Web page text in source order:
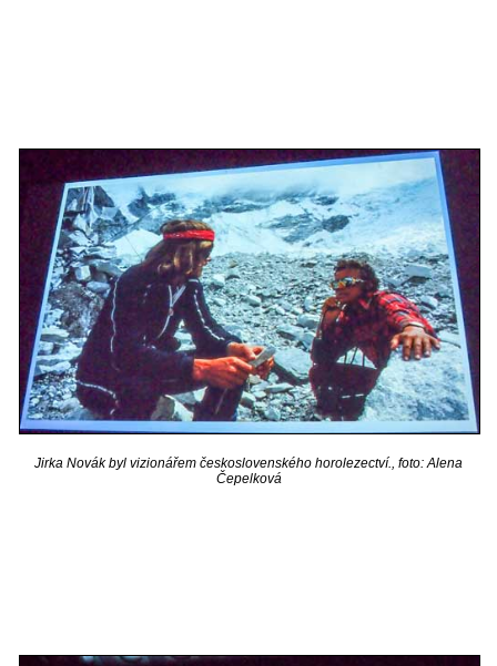
Jirka Novák byl vizionářem československého horolezectví., foto: Alena
Čepelková